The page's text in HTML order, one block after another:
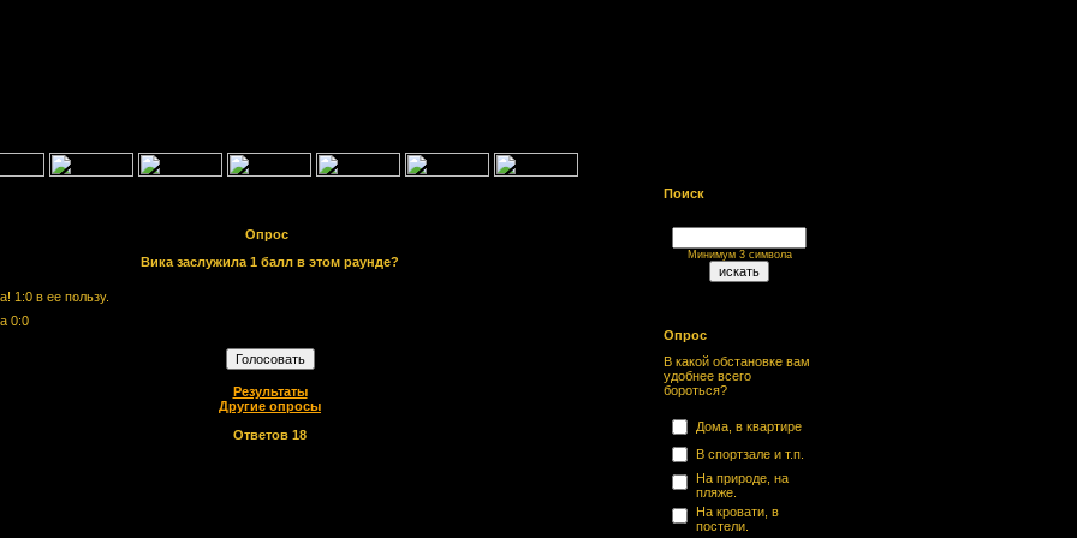
Опрос
Вика заслужила 1 балл в этом раунде?
1:0 в ее пользу.
0:0
Результаты
Другие опросы
Ответов 18
Поиск
Минимум 3 символа
Опрос
В какой обстановке вам
удобнее всего
бороться?
Дома, в квартире
В спортзале и т.п.
На природе, на
пляже.
На кровати, в
постели.